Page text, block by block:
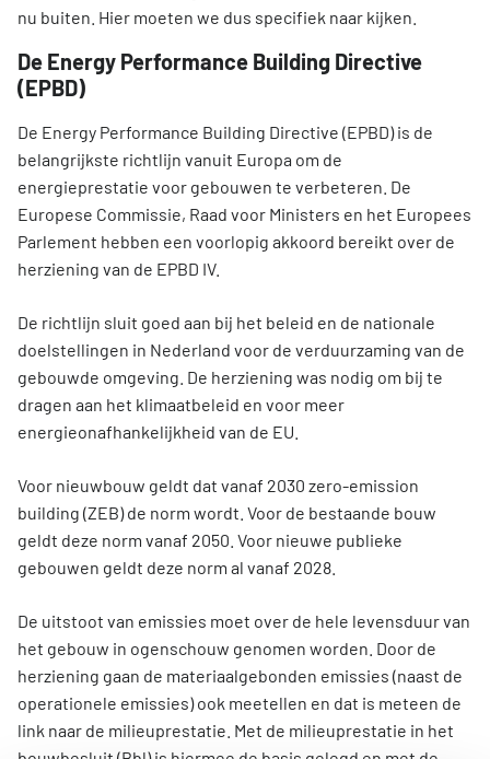
nu buiten. Hier moeten we dus specifiek naar kijken.
De Energy Performance Building Directive
(EPBD)
De Energy Performance Building Directive (EPBD) is de
belangrijkste richtlijn vanuit Europa om de
energieprestatie voor gebouwen te verbeteren. De
Europese Commissie, Raad voor Ministers en het Europees
Parlement hebben een voorlopig akkoord bereikt over de
herziening van de EPBD IV.
De richtlijn sluit goed aan bij het beleid en de nationale
doelstellingen in Nederland voor de verduurzaming van de
gebouwde omgeving. De herziening was nodig om bij te
dragen aan het klimaatbeleid en voor meer
energieonafhankelijkheid van de EU.
Voor nieuwbouw geldt dat vanaf 2030 zero-emission
building (ZEB) de norm wordt. Voor de bestaande bouw
geldt deze norm vanaf 2050. Voor nieuwe publieke
gebouwen geldt deze norm al vanaf 2028.
De uitstoot van emissies moet over de hele levensduur van
het gebouw in ogenschouw genomen worden. Door de
herziening gaan de materiaalgebonden emissies (naast de
operationele emissies) ook meetellen en dat is meteen de
link naar de milieuprestatie. Met de milieuprestatie in het